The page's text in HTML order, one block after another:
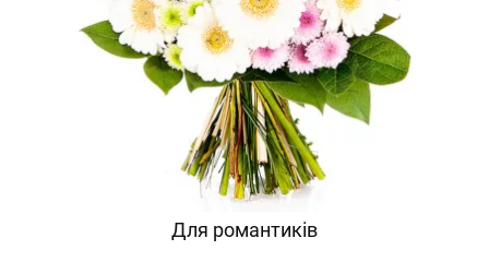
Для романтиків